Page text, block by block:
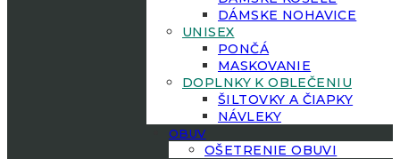
DÁMSKE NOHAVICE
UNISEX
PONČÁ
MASKOVANIE
DOPLNKY K OBLEČENIU
ŠILTOVKY A ČIAPKY
NÁVLEKY
OBUV
OŠETRENIE OBUVI